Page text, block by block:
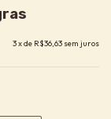
3x de R$36,63 sem juros